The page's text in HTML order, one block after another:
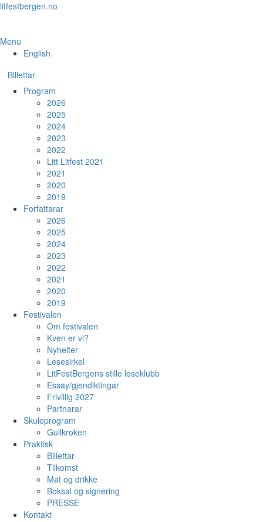
Skip
content
litfestbergen.no
Menu
English
Billettar
Program
2026
2025
2024
2023
2022
Litt Litfest 2021
2021
2020
2019
Forfattarar
2026
2025
2024
2023
2022
2021
2020
2019
Festivalen
Om festivalen
Kven er vi?
Nyheiter
Lesesirkel
LitFestBergens stille leseklubb
Essay/gjendiktingar
Frivillig 2027
Partnarar
Skuleprogram
Gullkroken
Praktisk
Billettar
Tilkomst
Mat og drikke
Boksal og signering
PRESSE
Kontakt